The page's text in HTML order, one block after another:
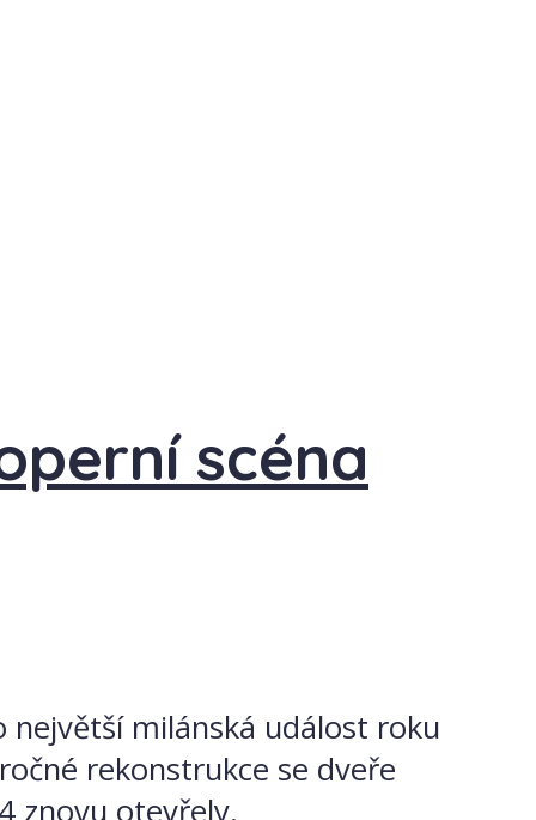
scéna
největší milánská událost roku
rekonstrukce se dveře
znovu otevřely.